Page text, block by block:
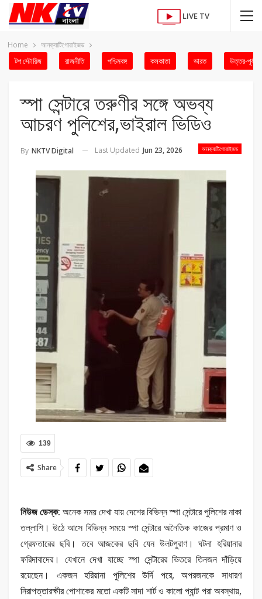
LIVE TV
Home আনক্যাটিগোরাইজড
টপ স্টোরিজ রাজনীতি পশ্চিমবঙ্গ কলকাতা ভারত উত্তর-পূর্ব
স্পা সেন্টারে তরুণীর সঙ্গে অভব্য
আচরণ পুলিশের,ভাইরাল ভিডিও
আনক্যাটিগোরাইজড
By NKTV Digital Last Updated Jun 23, 2026
139
Share
নিউজ ডেস্ক: অনেক সময় দেখা যায় দেশের বিভিন্ন স্পা সেন্টারে পুলিশের নাকা
তল্লাশি। উঠে আসে বিভিন্ন সময়ে স্পা সেন্টারে অনৈতিক কাজের প্রমাণ ও
গ্রেফতারের ছবি। তবে আজকের ছবি যেন উলটপুরাণ। ঘটনা হরিয়ানার
ফরিদাবাদের। যেখানে দেখা যাচ্ছে স্পা সেন্টারের ভিতরে তিনজন দাঁড়িয়ে
রয়েছেন। একজন হরিয়ানা পুলিশের উর্দি পরে, অপরজনকে সাধারণ
নিরাপত্তারক্ষীর পোশাকের মতো একটি সাদা শার্ট ও কালো প্যান্ট পরা অবস্থায়,